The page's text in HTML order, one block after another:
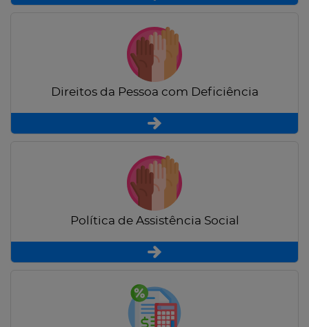
Direitos da Pessoa com Deficiência
Política de Assistência Social